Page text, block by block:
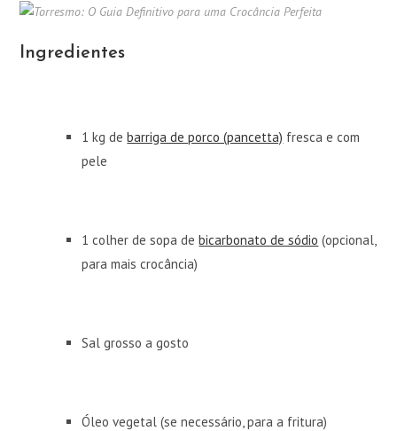
Ingredientes
1 kg debarriga de porco (pancetta) fresca e com
pele
1 colher de sopa debicarbonato de sódio (opcional,
para mais crocância)
Sal grosso a gosto
Óleo vegetal (se necessário, para a fritura)